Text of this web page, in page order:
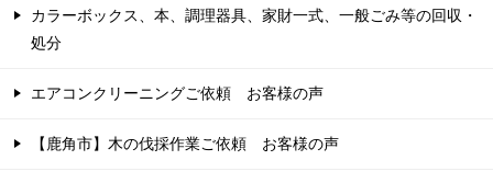
カラーボックス、本、調理器具、家財一式、一般ごみ等の回収・
処分
エアコンクリーニングご依頼 お客様の声
【鹿角市】木の伐採作業ご依頼 お客様の声